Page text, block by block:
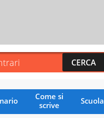
Come si
scrive
Scuola